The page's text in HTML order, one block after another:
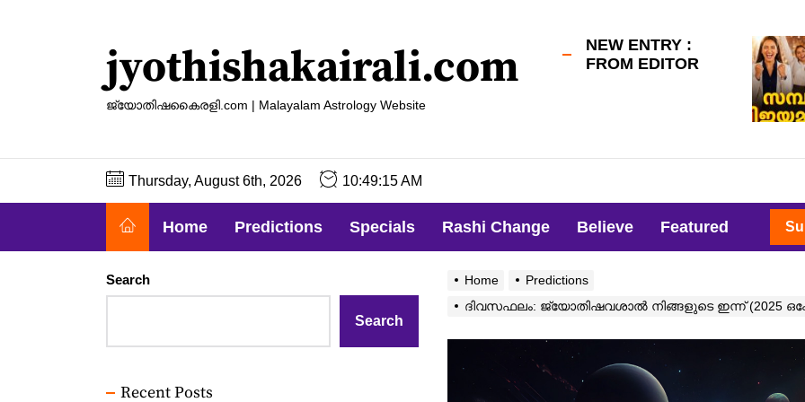
jyothishakairali.com
ജ്യോതിഷകൈരളി.com | Malayalam Astrology Website
NEW ENTRY :
FROM EDITOR
Thursday, August 6th, 2026 10:49:17 AM
Home Predictions Specials Rashi Change Believe Featured
Home
Predictions
ദിവസഫലം: ജ്യോതിഷവശാൽ നിങ്ങളുടെ ഇന്ന്‌ (2025
Search
Search
Recent Posts